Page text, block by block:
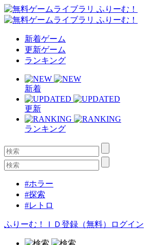
新着ゲーム
更新ゲーム
ランキング
新着
更新
ランキング
#ホラー
#探索
#レトロ
ふりーむ！ＩＤ登録（無料） ログイン